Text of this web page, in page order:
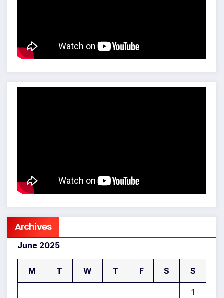
Archives
June 2025
M T W T F S S
1